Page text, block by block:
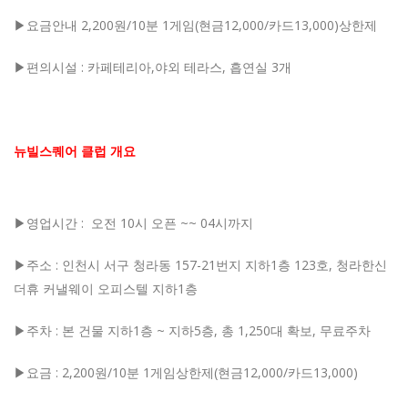
▶요금안내 2,200원/10분 1게임(현금12,000/카드13,000)상한제
▶편의시설 : 카페테리아,야외 테라스, 흡연실 3개
뉴빌스퀘어 클럽 개요
▶영업시간 : 오전 10시 오픈 ~~ 04시까지
▶주소 : 인천시 서구 청라동 157-21 번지 지하1 층 123호, 청라한신
더휴 커낼웨이 오피스텔 지하1 층
▶주차 : 본 건물 지하1 층 ~ 지하5층, 총 1,250대 확보, 무료주차
▶요금 : 2,200원/10분 1게임상한제(현금12,000/카드13,000)